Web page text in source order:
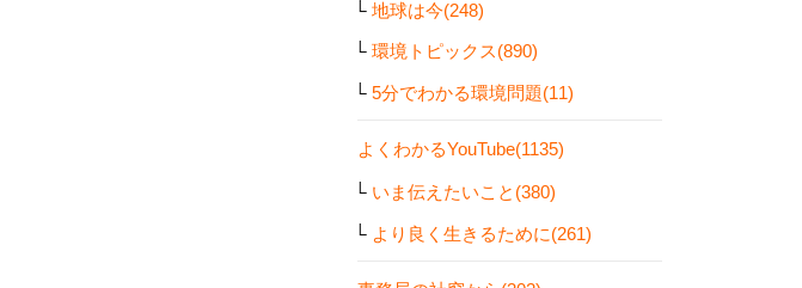
地球は今(248)
環境トピックス(890)
5分でわかる環境問題(11)
よくわかるYouTube(1135)
いま伝えたいこと(380)
より良く生きるために(261)